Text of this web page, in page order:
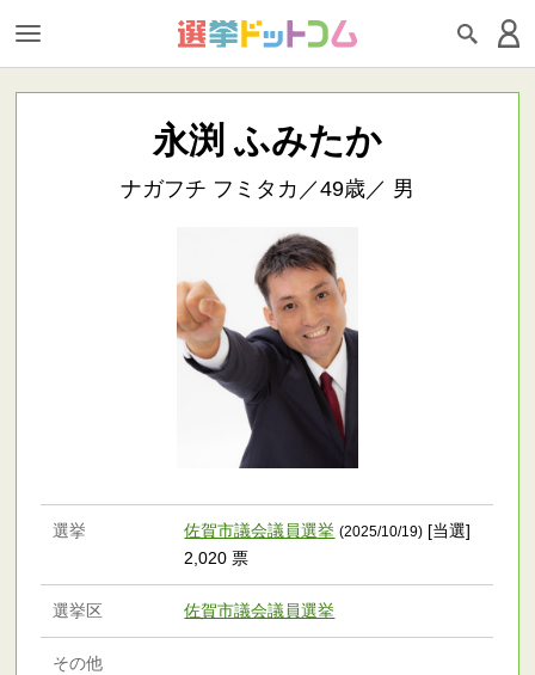
永渕 ふみたか
ナガフチ フミタカ／49歳／ 男
選挙 佐賀市議会議員選挙 (2025/10/19) [当選]
2,020 票
選挙区 佐賀市議会議員選挙
その他